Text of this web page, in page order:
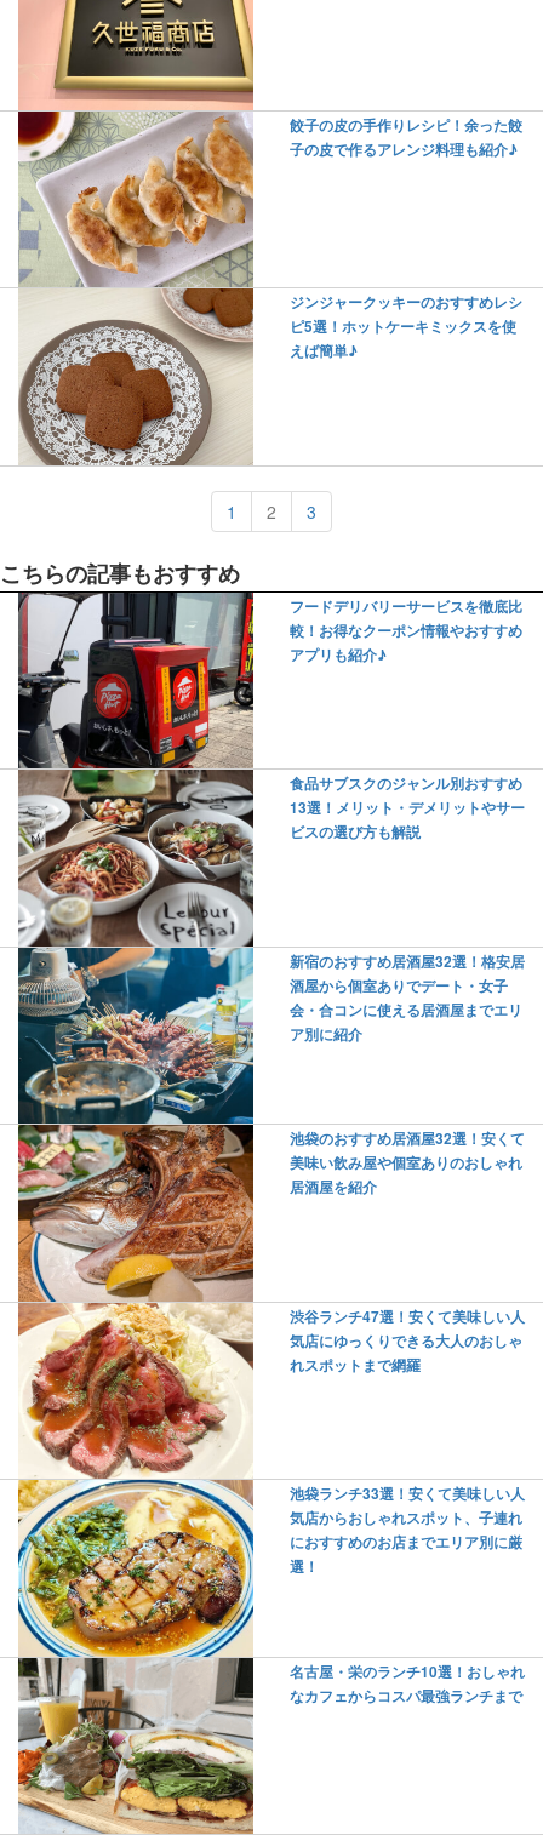
餃子の皮の手作りレシピ！余った餃
子の皮で作るアレンジ料理も紹介♪
ジンジャークッキーのおすすめレシ
ピ5選！ホットケーキミックスを使
えば簡単♪
1 2 3
こちらの記事もおすすめ
フードデリバリーサービスを徹底比
較！お得なクーポン情報やおすすめ
アプリも紹介♪
食品サブスクのジャンル別おすすめ
13選！メリット・デメリットやサー
ビスの選び方も解説
新宿のおすすめ居酒屋32選！格安居
酒屋から個室ありでデート・女子
会・合コンに使える居酒屋までエリ
ア別に紹介
池袋のおすすめ居酒屋32選！安くて
美味い飲み屋や個室ありのおしゃれ
居酒屋を紹介
渋谷ランチ47選！安くて美味しい人
気店にゆっくりできる大人のおしゃ
れスポットまで網羅
池袋ランチ33選！安くて美味しい人
気店からおしゃれスポット、子連れ
におすすめのお店までエリア別に厳
選！
名古屋・栄のランチ10選！おしゃれ
なカフェからコスパ最強ランチまで